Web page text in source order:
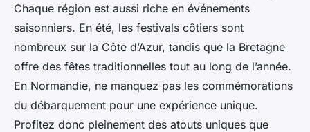
Chaque région est aussi riche en événements
saisonniers. En été, les festivals côtiers sont
nombreux sur la Côte d’Azur, tandis que la Bretagne
offre des fêtes traditionnelles tout au long de l’année.
En Normandie, ne manquez pas les commémorations
du débarquement pour une expérience unique.
Profitez donc pleinement des atouts uniques que